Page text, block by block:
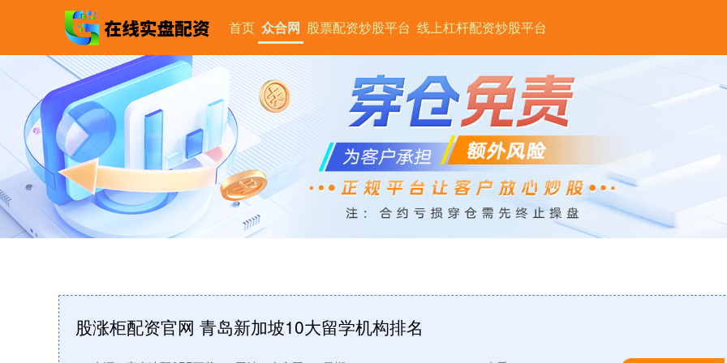
首页 众合网 股票配资炒股平台 线上杠杆配资炒股平台
股涨柜配资官网 青岛新加坡10大留学机构排名